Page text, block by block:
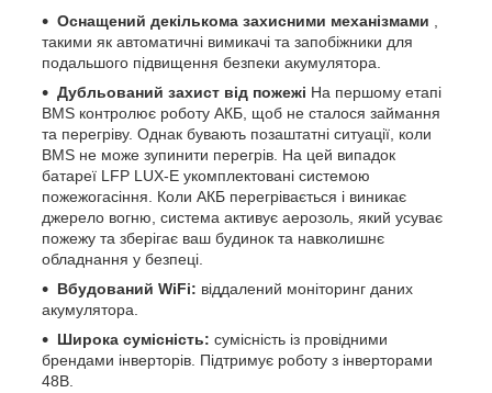
Оснащений декількома захисними механізмами
такими як автоматичні вимикачі та запобіжники для
подальшого підвищення безпеки акумулятора.
Дубльований захист від пожежі На першому етапі
BMS контролює роботу АКБ, щоб не сталося займання
та перегріву. Однак бувають позаштатні ситуації, коли
BMS не може зупинити перегрів. На цей випадок
батареї LFP LUX-E укомплектовані системою
пожежогасіння. Коли АКБ перегрівається і виникає
джерело вогню, система активує аерозоль, який усуває
пожежу та зберігає ваш будинок та навколишнє
обладнання у безпеці.
Вбудований WiFi: віддалений моніторинг даних
акумулятора.
Широка сумісність: сумісність із провідними
брендами інверторів. Підтримує роботу з інверторами
48В.